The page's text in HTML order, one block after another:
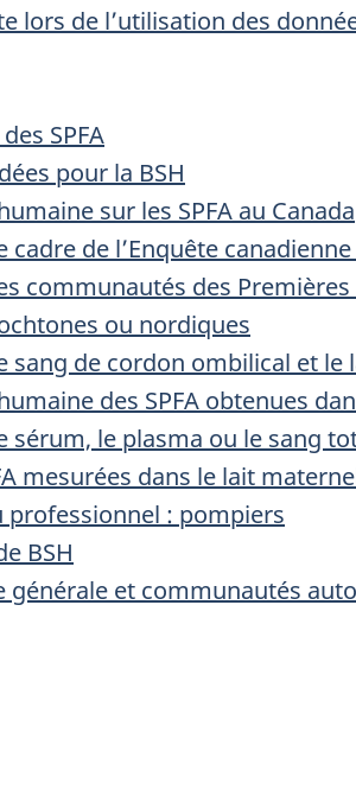
lors de l’utilisation des
SPFA
pour la BSH
sur les SPFA au Canada
cadre de l’Enquête
communautés des
ou nordiques
sang de cordon ombilical et
des SPFA obtenues
sérum, le plasma ou le sang
mesurées dans le lait
professionnel : pompiers
BSH
générale et communautés